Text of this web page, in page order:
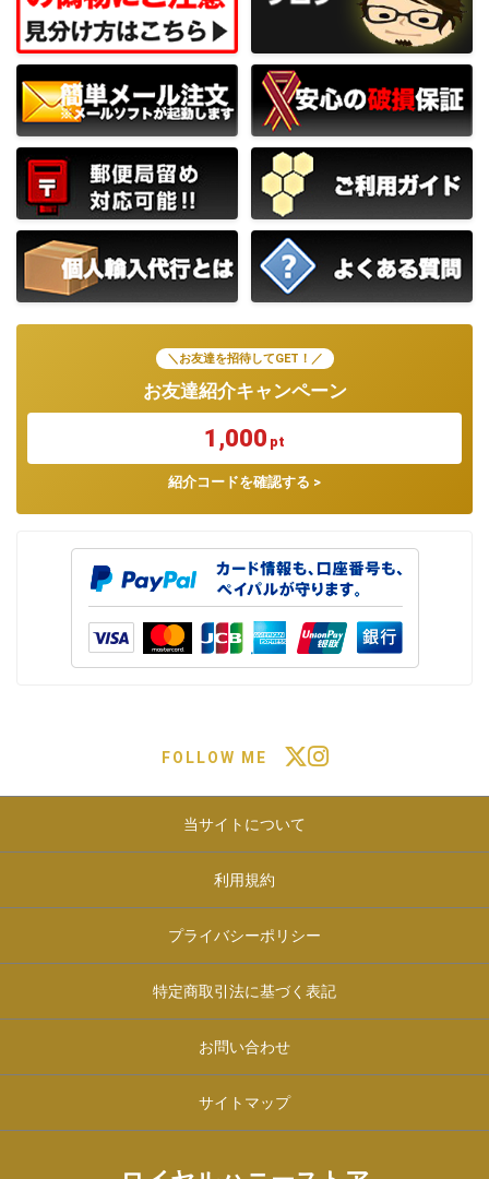
＼お友達を招待してGET！／
お友達紹介キャンペーン
1,000 pt
紹介コードを確認する >
FOLLOW ME
当サイトについて
利用規約
プライバシーポリシー
特定商取引法に基づく表記
お問い合わせ
サイトマップ